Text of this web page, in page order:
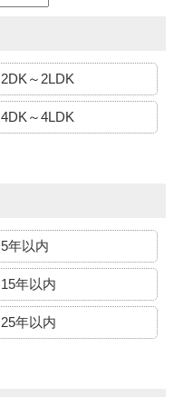
2DK～2LDK
4DK～4LDK
5年以内
15年以内
25年以内